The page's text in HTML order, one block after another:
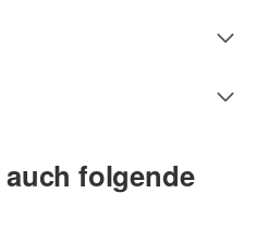
folgende